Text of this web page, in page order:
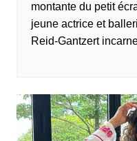
montante du petit
jeune actrice et
Reid-Gantzert